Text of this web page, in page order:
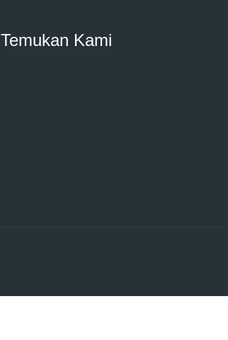
Temukan Kami